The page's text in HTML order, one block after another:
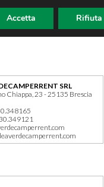
SRL
Chiappa, 23 - 25135 Brescia
Accetta Rifiuta